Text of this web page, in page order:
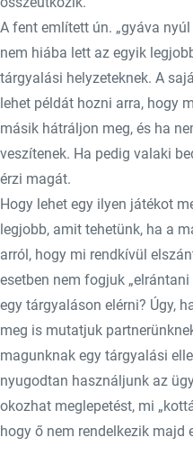
A fent említett ún. „gyáva
nem hiába lett az egyik
tárgyalási helyzeteknek. A
lehet példát hozni arra, hogy
másik hátráljon meg, és ha
veszítenek. Ha pedig valaki
érzi magát.
Hogy lehet egy ilyen játékot
legjobb, amit tehetünk, ha a
arról, hogy mi rendkívül
esetben nem fogjuk
egy tárgyaláson elérni? Úgy,
meg is mutatjuk
magunknak egy tárgyalási
nyugodtan használjunk az
okozhat meglepetést, mi
hogy ő nem rendelkezik majd